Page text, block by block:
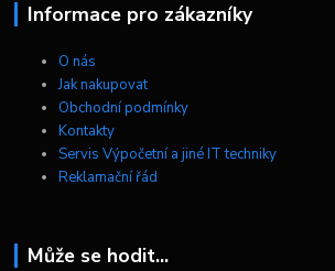
Informace pro zákazníky
O nás
Jak nakupovat
Obchodní podmínky
Kontakty
Servis Výpočetní a jiné IT techniky
Reklamační řád
Může se hodit...